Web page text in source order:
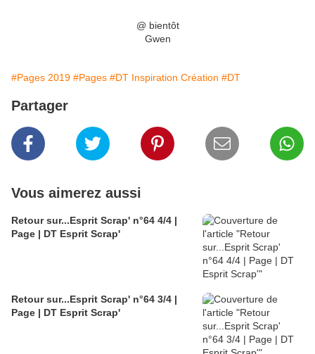
@ bientôt
Gwen
#Pages 2019 #Pages #DT Inspiration Création #DT
Partager
Vous aimerez aussi
Retour sur...Esprit Scrap' n°64 4/4 |
Page | DT Esprit Scrap'
Retour sur...Esprit Scrap' n°64 3/4 |
Page | DT Esprit Scrap'